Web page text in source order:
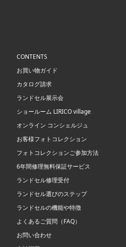
CONTENTS
お買い物ガイド
カタログ請求
ランドセル展示会
ショールーム LIRICO village
オンライン コンシェルジュ
お客様フォトコレクション
フォトコレクションご参加方法
6年間修理無料保証サービス
ランドセル修理受付
ランドセル選びのステップ
ランドセルの機能や特徴
よくあるご質問（FAQ）
お問い合わせ